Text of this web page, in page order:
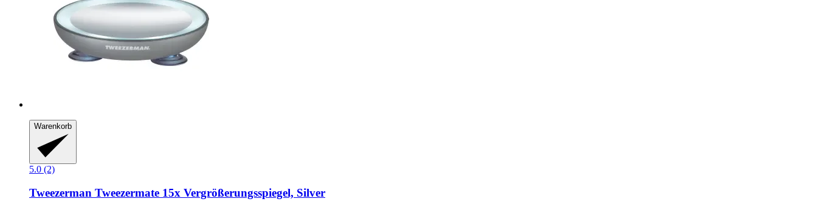
Warenkorb
5.0 (2)
Tweezerman Tweezermate 15x Vergrößerungsspiegel, Silver